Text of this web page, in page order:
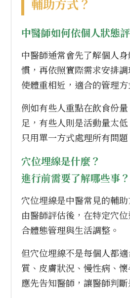
輔助方式？
中醫師如何依個人狀態
中醫師通常會先了解個人
慣，再依照實際需求安排
使體重相近，適合的管理方
例如有些人重點在飲食份
足，有些人則是活動量太
只用單一方式處理所有問題
穴位埋線是什麼？
進行前需要了解哪些事？
穴位埋線是中醫常見的輔
由醫師評估後，在特定穴
合體態管理與生活調整。
但穴位埋線不是每個人都
質、皮膚狀況、慢性病、
應先告知醫師，讓醫師判斷